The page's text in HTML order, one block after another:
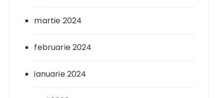
martie 2024
februarie 2024
ianuarie 2024